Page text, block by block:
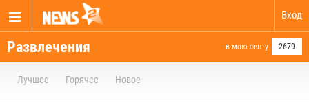
Вход
Развлечения в мою ленту 2679
Лучшее Горячее Новое